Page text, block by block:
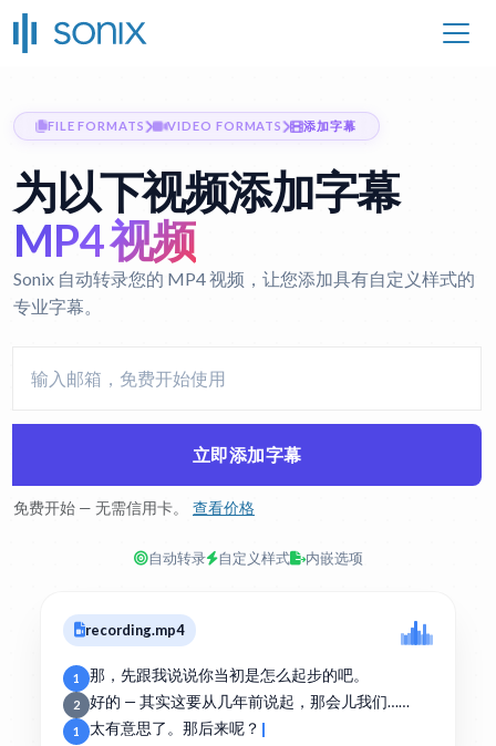
FILE FORMATS VIDEO FORMATS 添加字幕
为以下视频添加字幕
MP4 视频
Sonix 自动转录您的 MP4 视频，让您添加具有自定义样式的
专业字幕。
立即添加字幕
免费开始 — 无需信用卡。 查看价格
自动转录 自定义样式 内嵌选项
recording.mp4
1 那，先跟我说说你当初是怎么起步的吧。
2 好的 — 其实这要从几年前说起，那会儿我们……
1 太有意思了。那后来呢？